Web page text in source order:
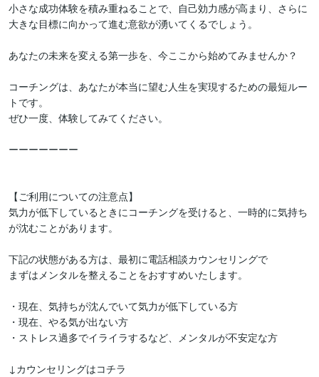
小さな成功体験を積み重ねることで、自己効力感が高まり、さらに
大きな目標に向かって進む意欲が湧いてくるでしょう。
あなたの未来を変える第一歩を、今ここから始めてみませんか？
コーチングは、あなたが本当に望む人生を実現するための最短ルー
トです。
ぜひ一度、体験してみてください。
ーーーーーーー
【ご利用についての注意点】
気力が低下しているときにコーチングを受けると、一時的に気持ち
が沈むことがあります。
下記の状態がある方は、最初に電話相談カウンセリングで
まずはメンタルを整えることをおすすめいたします。
・現在、気持ちが沈んでいて気力が低下している方
・現在、やる気が出ない方
・ストレス過多でイライラするなど、メンタルが不安定な方
↓カウンセリングはコチラ